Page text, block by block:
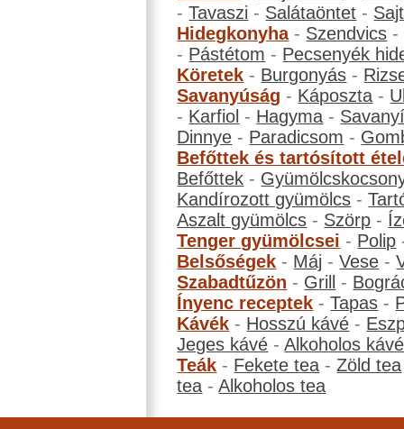
-Tavaszi - Salátaöntet -
Hidegkonyha- Szendvics -
- Pástétom - Pecsenyék
Köretek - Burgonyás -
Savanyúság - Káposzta -
- Karfiol - Hagyma -
Dinnye - Paradicsom -
Befőttek és tartósított
Befőttek -
Kandírozott gyümölcs -
Aszalt gyümölcs - Szörp -
Tenger gyümölcsei - Polip
Belsőségek - Máj -Vese -
Szabadtűzön - Grill -
Ínyenc receptek -Tapas -
Kávék - Hosszú kávé -
Jeges kávé -Alkoholos kávé
Teák - Fekete tea -Zöld tea
tea -Alkoholos tea